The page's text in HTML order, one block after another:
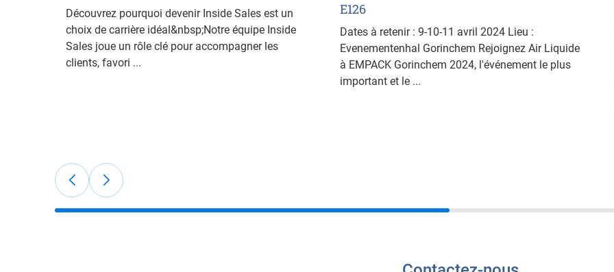
Découvrez pourquoi devenir Inside Sales est un
choix de carrière idéal&nbsp;Notre équipe Inside
Sales joue un rôle clé pour accompagner les
clients, favori ...
E126
Dates à retenir : 9-10-11 avril 2024 Lieu :
Evenementenhal Gorinchem Rejoignez Air Liquide
à EMPACK Gorinchem 2024, l'événement le plus
important et le ...